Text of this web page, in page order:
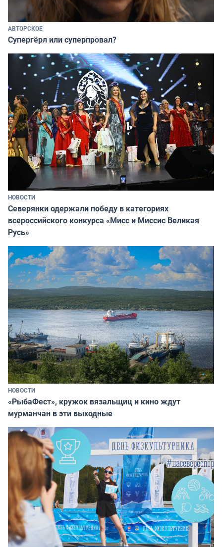
АВТОРСКОЕ
Супергёрл или суперпровал?
НОВОСТИ
Северянки одержали победу в категориях
всероссийского конкурса «Мисс и Миссис Великая
Русь»
НОВОСТИ
«РыбаФест», кружок вязальщиц и кино ждут
мурманчан в эти выходные